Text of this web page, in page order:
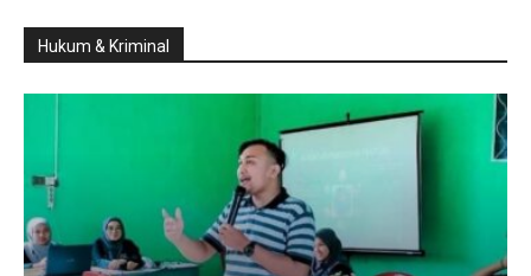
Hukum & Kriminal